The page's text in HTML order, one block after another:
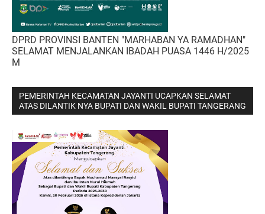
DPRD PROVINSI BANTEN "MARHABAN YA RAMADHAN"
SELAMAT MENJALANKAN IBADAH PUASA 1446 H/2025
M
PEMERINTAH KECAMATAN JAYANTI UCAPKAN SELAMAT
ATAS DILANTIK NYA BUPATI DAN WAKIL BUPATI TANGERANG